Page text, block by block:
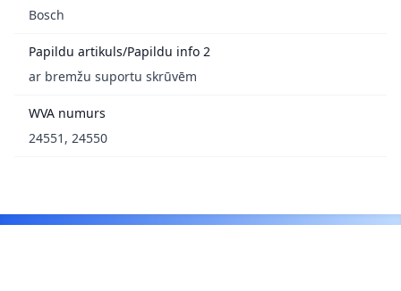
Bosch
Papildu artikuls/Papildu info 2
ar bremžu suportu skrūvēm
WVA numurs
24551, 24550